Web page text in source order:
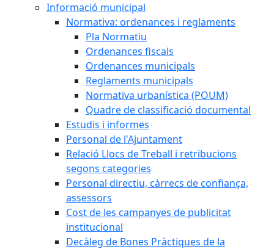
Informació municipal
Normativa: ordenances i reglaments
Pla Normatiu
Ordenances fiscals
Ordenances municipals
Reglaments municipals
Normativa urbanística (POUM)
Quadre de classificació documental
Estudis i informes
Personal de l'Ajuntament
Relació Llocs de Treball i retribucions
segons categories
Personal directiu, càrrecs de confiança,
assessors
Cost de les campanyes de publicitat
institucional
Decàleg de Bones Pràctiques de la